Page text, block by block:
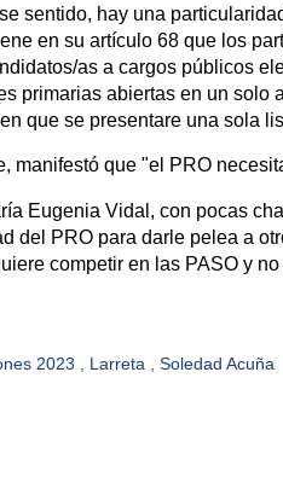
sentido, hay una
en su artículo 68 que los
as a cargos públicos
primarias abiertas en un solo
que se presentare una sola
manifestó que "el PRO
Eugenia Vidal, con pocas
del PRO para darle pelea a
competir en las PASO y
2023 , Larreta ,Soledad Acuña